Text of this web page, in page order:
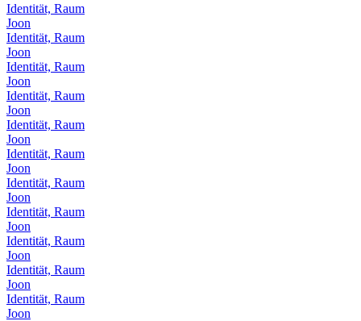
Identität, Raum
Joon
Identität, Raum
Joon
Identität, Raum
Joon
Identität, Raum
Joon
Identität, Raum
Joon
Identität, Raum
Joon
Identität, Raum
Joon
Identität, Raum
Joon
Identität, Raum
Joon
Identität, Raum
Joon
Identität, Raum
Joon